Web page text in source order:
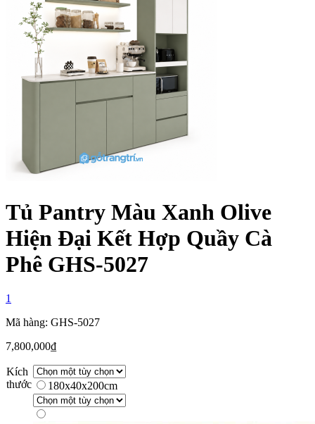
Tủ Pantry Màu Xanh Olive
Hiện Đại Kết Hợp Quầy Cà
Phê GHS-5027
1
Mã hàng: GHS-5027
7,800,000₫
Kích
thước
180x40x200cm